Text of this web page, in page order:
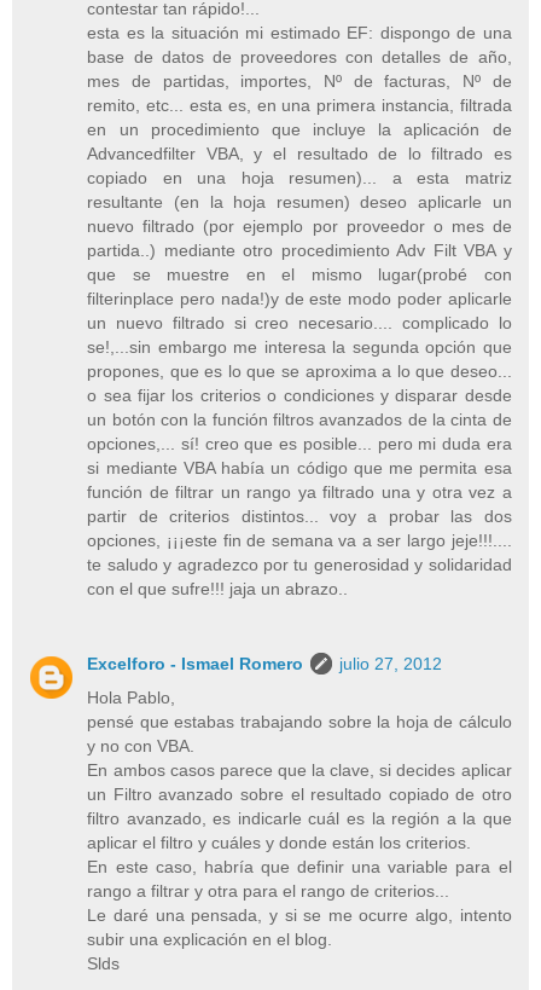
contestar tan rápido!...
esta es la situación mi estimado EF: dispongo de una
base de datos de proveedores con detalles de año,
mes de partidas, importes, Nº de facturas, Nº de
remito, etc... esta es, en una primera instancia, filtrada
en un procedimiento que incluye la aplicación de
Advancedfilter VBA, y el resultado de lo filtrado es
copiado en una hoja resumen)... a esta matriz
resultante (en la hoja resumen) deseo aplicarle un
nuevo filtrado (por ejemplo por proveedor o mes de
partida..) mediante otro procedimiento Adv Filt VBA y
que se muestre en el mismo lugar(probé con
filterinplace pero nada!)y de este modo poder aplicarle
un nuevo filtrado si creo necesario.... complicado lo
se!,...sin embargo me interesa la segunda opción que
propones, que es lo que se aproxima a lo que deseo...
o sea fijar los criterios o condiciones y disparar desde
un botón con la función filtros avanzados de la cinta de
opciones,... sí! creo que es posible... pero mi duda era
si mediante VBA había un código que me permita esa
función de filtrar un rango ya filtrado una y otra vez a
partir de criterios distintos... voy a probar las dos
opciones, ¡¡¡este fin de semana va a ser largo jeje!!!....
te saludo y agradezco por tu generosidad y solidaridad
con el que sufre!!! jaja un abrazo..
Excelforo - Ismael Romero
julio 27, 2012
Hola Pablo,
pensé que estabas trabajando sobre la hoja de cálculo
y no con VBA.
En ambos casos parece que la clave, si decides aplicar
un Filtro avanzado sobre el resultado copiado de otro
filtro avanzado, es indicarle cuál es la región a la que
aplicar el filtro y cuáles y donde están los criterios.
En este caso, habría que definir una variable para el
rango a filtrar y otra para el rango de criterios...
Le daré una pensada, y si se me ocurre algo, intento
subir una explicación en el blog.
Slds